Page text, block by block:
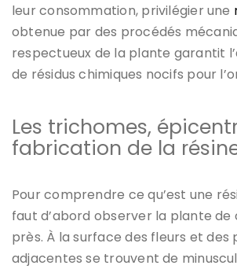
leur consommation, privilégier une
obtenue par des procédés
respectueux de la plante garantit
de résidus chimiques nocifs pour
Les trichomes,
fabrication de la
Pour comprendre ce qu’est une
faut d’abord observer la plante
près. À la surface des fleurs et des
adjacentes se trouvent de